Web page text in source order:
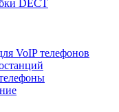
DECT
VoIP телефонов